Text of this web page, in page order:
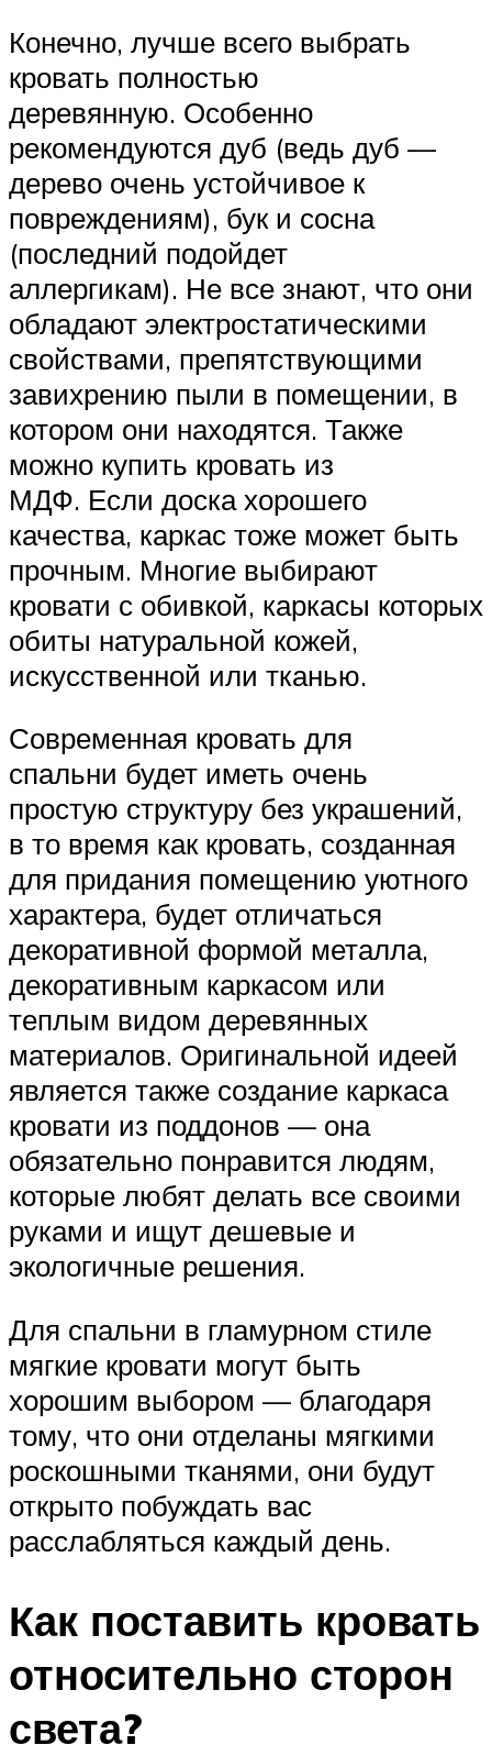
Конечно, лучше всего выбрать
кровать полностью
деревянную. Особенно
рекомендуются дуб (ведь дуб —
дерево очень устойчивое к
повреждениям), бук и сосна
(последний подойдет
аллергикам). Не все знают, что они
обладают электростатическими
свойствами, препятствующими
завихрению пыли в помещении, в
котором они находятся. Также
можно купить кровать из
МДФ. Если доска хорошего
качества, каркас тоже может быть
прочным. Многие выбирают
кровати с обивкой, каркасы которых
обиты натуральной кожей,
искусственной или тканью.
Современная кровать для
спальни будет иметь очень
простую структуру без украшений,
в то время как кровать, созданная
для придания помещению уютного
характера, будет отличаться
декоративной формой металла,
декоративным каркасом или
теплым видом деревянных
материалов. Оригинальной идеей
является также создание каркаса
кровати из поддонов — она
обязательно понравится людям,
которые любят делать все своими
руками и ищут дешевые и
экологичные решения.
Для спальни в гламурном стиле
мягкие кровати могут быть
хорошим выбором — благодаря
тому, что они отделаны мягкими
роскошными тканями, они будут
открыто побуждать вас
расслабляться каждый день.
Как поставить кровать
относительно сторон
света?